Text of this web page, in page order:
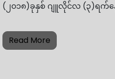
(၂၀၁၈)ခုနှစ် ဂျူလိုင်လ (၃)ရက်န
Read More